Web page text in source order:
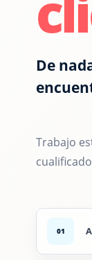
De
Trabajo
01